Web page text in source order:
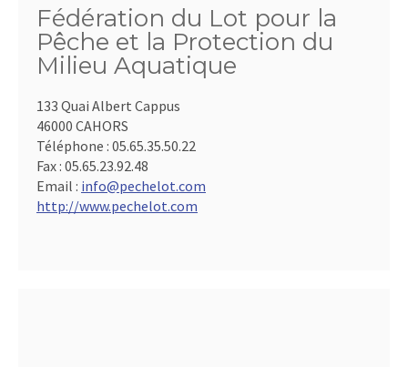
Fédération du Lot pour la
Pêche et la Protection du
Milieu Aquatique
133 Quai Albert Cappus
46000 CAHORS
Téléphone : 05.65.35.50.22
Fax : 05.65.23.92.48
Email : info@pechelot.com
http://www.pechelot.com